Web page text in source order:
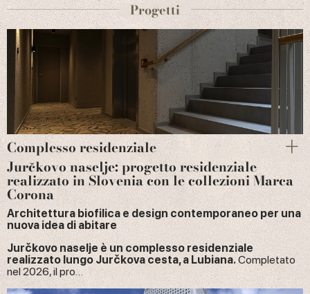
Progetti
Complesso residenziale
Jurčkovo naselje: progetto residenziale
realizzato in Slovenia con le collezioni Marca
Corona
Architettura biofilica e design contemporaneo per una
nuova idea di abitare
Jurčkovo naselje è un complesso residenziale
realizzato lungo Jurčkova cesta, a Lubiana.Completato
nel 2026, il pro…